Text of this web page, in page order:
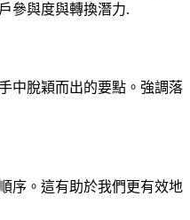
參與度與轉換潛力.
中脫穎而出的要點。強調落
序。這有助於我們更有效地